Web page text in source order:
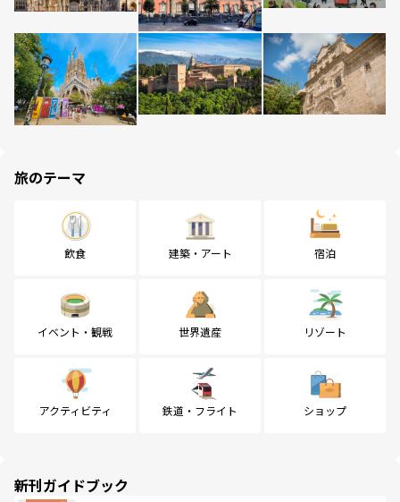
旅のテーマ
飲食 建築・アート 宿泊
イベント・観戦 世界遺産 リゾート
アクティビティ 鉄道・フライト ショップ
新刊ガイドブック